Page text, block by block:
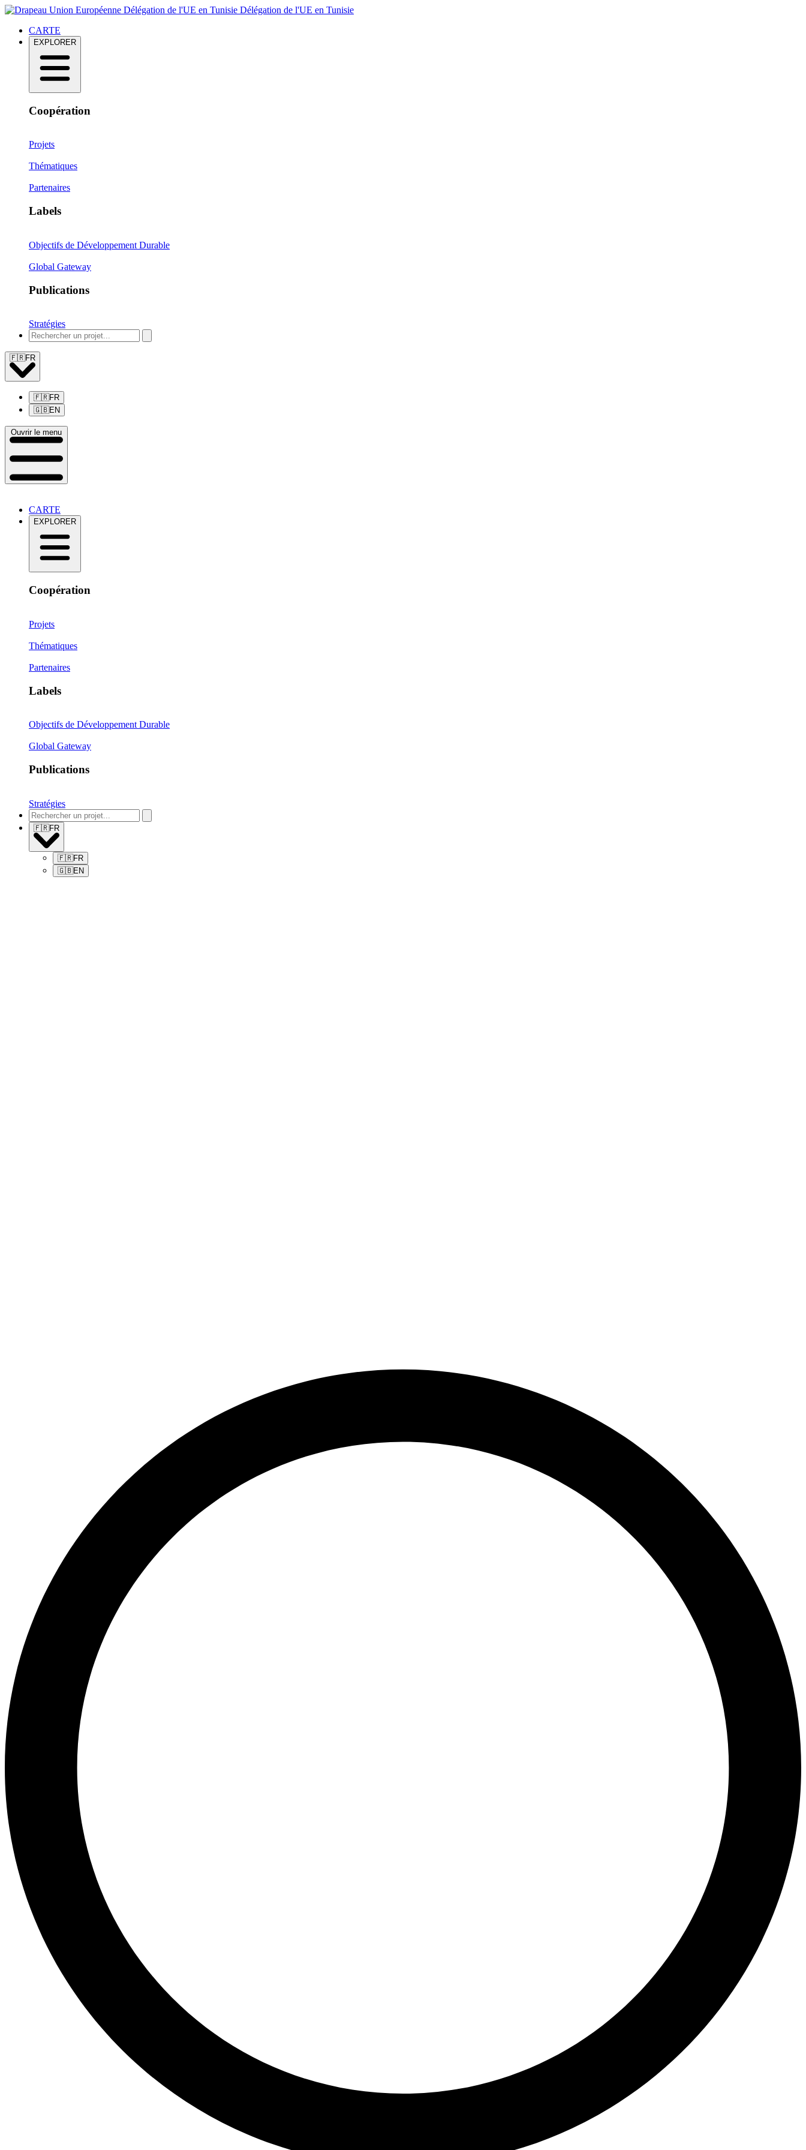
Délégation de l'UE en Tunisie Délégation de l'UE en Tunisie
CARTE
EXPLORER
Coopération
Projets
Thématiques
Partenaires
Labels
Objectifs de Développement Durable
Global Gateway
Publications
Stratégies
🇫🇷FR
🇫🇷FR
🇬🇧EN
Ouvrir le menu
CARTE
EXPLORER
Coopération
Projets
Thématiques
Partenaires
Labels
Objectifs de Développement Durable
Global Gateway
Publications
Stratégies
🇫🇷FR
🇫🇷FR
🇬🇧EN